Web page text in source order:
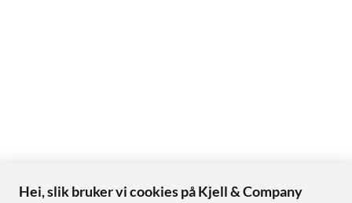
Hei, slik bruker vi cookies på Kjell & Company